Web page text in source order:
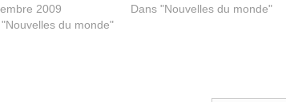
2009
du monde"
Dans "Nouvelles du monde"